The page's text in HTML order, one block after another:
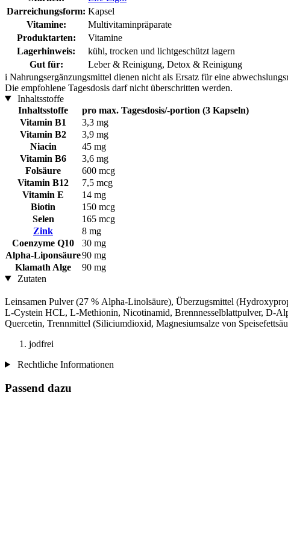
Darreichungsform: Kapsel
Vitamine:
Multivitaminpräparate
Produktarten:
Vitamine
Lagerhinweis:
kühl, trocken und lichtgeschützt lagern
Gut für:
Leber & Reinigung, Detox & Reinigung
i Nahrungsergänzungsmittel dienen nicht als Ersatz für eine
Die empfohlene Tagesdosis darf nicht überschritten werden.
Inhaltsstoffe
Inhaltsstoffe
pro max. Tagesdosis/-portion (3 Kapseln)
Vitamin B1
3,3 mg
Vitamin B2
3,9 mg
Niacin
45 mg
Vitamin B6
3,6 mg
Folsäure
600 mcg
Vitamin B12
7,5 mcg
Vitamin E
14 mg
Biotin
150 mcg
Selen
165 mcg
Zink
8 mg
Coenzyme Q10
30 mg
Alpha-Lipon­säure90 mg
Klamath Alge
90 mg
Zutaten
Leinsamen Pulver (27 % Alpha-Linolsäure), Überzugsmittel
L-Cystein HCL, L-Methionin, Nicotinamid, Brennnesselblattpulver, D-
Quercetin, Trennmittel (Siliciumdioxid, Magnesiumsalze von
jodfrei
Rechtliche Informationen
Passend dazu